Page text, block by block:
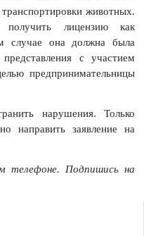
животных.
получить лицензию как
случае она должна была
с участием
предпринимательницы
нарушения. Только
направить заявление на
телефоне. Подпишись на